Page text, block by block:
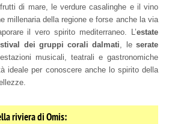
di mare, le verdure casalinghe e il vino
millenaria della regione e forse anche la via
il vero spirito mediterraneo. L’estate
dei gruppi corali dalmati, leserate
musicali, teatrali e gastronomiche
ideale per conoscere anche lo spirito della
riviera di Omis: